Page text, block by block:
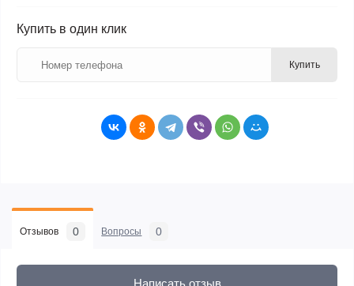
Купить в один клик
Купить
Отзывов 0 Вопросы 0
Написать отзыв